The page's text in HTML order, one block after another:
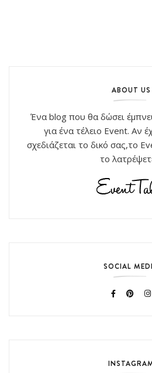
ABOUT US
Ένα blog που θα δώσει
για ένα τέλειο Event. Αν
σχεδιάζεται το δικό σας,το
το
SOCIAL